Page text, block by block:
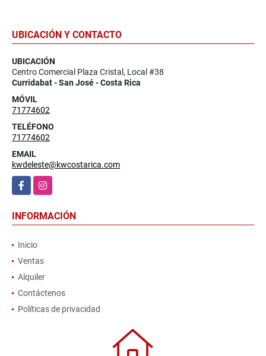
UBICACIÓN Y CONTACTO
UBICACIÓN
Centro Comercial Plaza Cristal, Local #38
Curridabat - San José - Costa Rica
MÓVIL
71774602
TELÉFONO
71774602
EMAIL
kwdeleste@kwcostarica.com
FacebookInstagram
INFORMACIÓN
Inicio
Ventas
Alquiler
Contáctenos
Políticas de privacidad